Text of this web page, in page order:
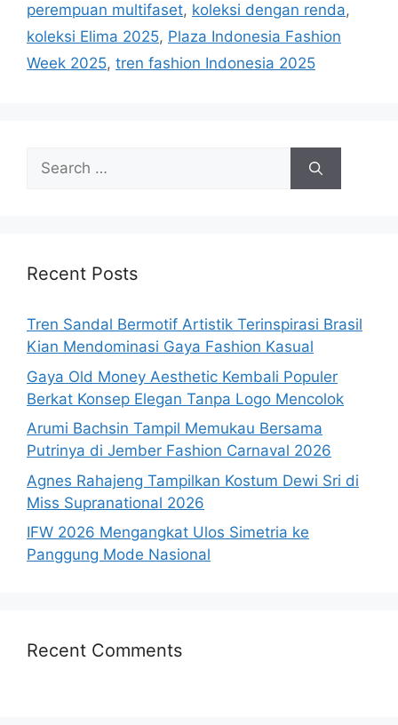
perempuan multifaset, koleksi dengan renda,
koleksi Elima 2025, Plaza Indonesia Fashion
Week 2025, tren fashion Indonesia 2025
Search
for:
Recent Posts
Tren Sandal Bermotif Artistik Terinspirasi Brasil
Kian Mendominasi Gaya Fashion Kasual
Gaya Old Money Aesthetic Kembali Populer
Berkat Konsep Elegan Tanpa Logo Mencolok
Arumi Bachsin Tampil Memukau Bersama
Putrinya di Jember Fashion Carnaval 2026
Agnes Rahajeng Tampilkan Kostum Dewi Sri di
Miss Supranational 2026
IFW 2026 Mengangkat Ulos Simetria ke
Panggung Mode Nasional
Recent Comments